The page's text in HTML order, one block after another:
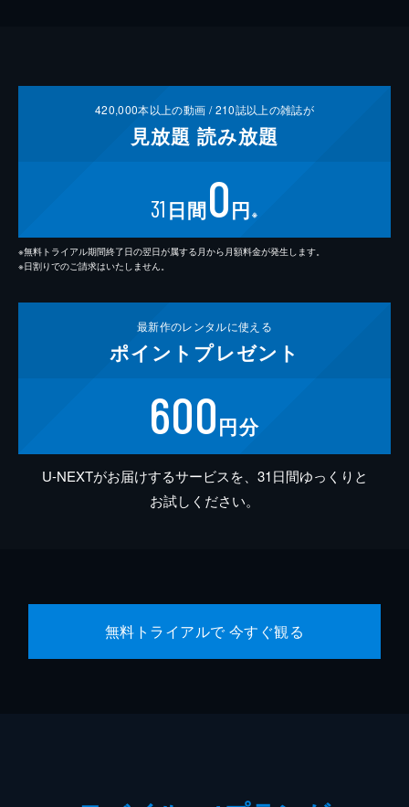
420,000本以上の動画 /210誌以上の雑誌が
見放題 読み放題
31 日間0円 ※
※無料トライアル期間終了日の翌日が属する月から月額料金が発生します。
※日割りでのご請求はいたしません。
最新作のレンタルに使える
ポイント プレゼント
600円分
U-NEXTがお届けするサービスを、31日間ゆっくりと
お試しください。
無料トライアルで 今すぐ観る